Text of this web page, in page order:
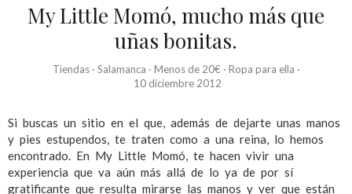
My Little Momó, mucho más que
uñas bonitas.
Tiendas· Salamanca · Menos de 20€ · Ropa para ella ·
10 diciembre 2012
Si buscas un sitio en el que, además de dejarte unas manos
y pies estupendos, te traten como a una reina, lo hemos
encontrado. En My Little Momó, te hacen vivir una
experiencia que va aún más allá de lo ya de por sí
gratificante que resulta mirarse las manos y ver que están